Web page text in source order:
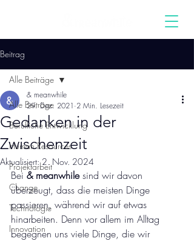
Beitrag
Alle Beiträge
Berufliche Entwicklung
Human Resources
Projektarbeit
Change
Technologie
Innovation
Alle Beiträge
Gedanken in der
Zwischenzeit
& meanwhile
29. Dez. 2021 2 Min. Lesezeit
Aktualisiert:2. Nov. 2024
Bei & meanwhile sind wir davon
überzeugt, dass die meisten Dinge
passieren, während wir auf etwas
hinarbeiten. Denn vor allem im Alltag
begegnen uns viele Dinge, die wir